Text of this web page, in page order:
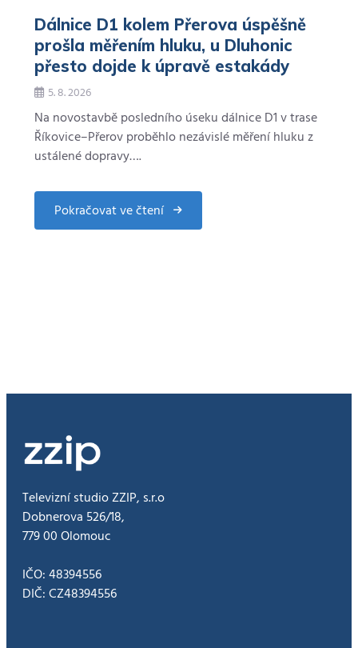
Dálnice D1 kolem Přerova úspěšně
prošla měřením hluku, u Dluhonic
přesto dojde k úpravě estakády
5. 8. 2026
Na novostavbě posledního úseku dálnice D1 v trase
Říkovice–Přerov proběhlo nezávislé měření hluku z
ustálené dopravy….
Pokračovat ve čtení
about
Dálnice
úpravě
Televizní studio ZZIP, s.r.o
Dobnerova 526/18,
779 00 Olomouc
IČO: 48394556
DIČ: CZ48394556